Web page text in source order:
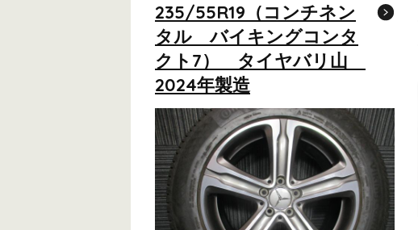
235/55R19（コンチネン
タル バイキングコンタ
クト7） タイヤバリ山
2024年製造